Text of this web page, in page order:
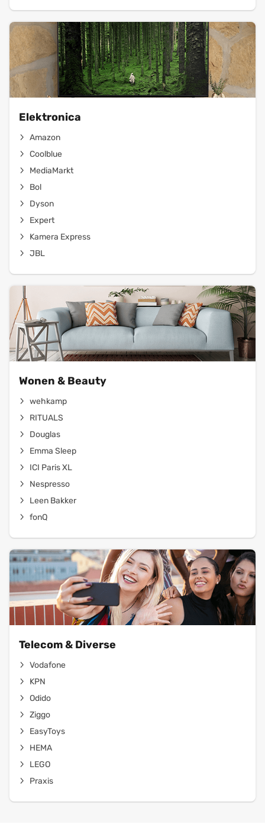
Elektronica
Amazon
Coolblue
MediaMarkt
Bol
Dyson
Expert
Kamera Express
JBL
Wonen & Beauty
wehkamp
RITUALS
Douglas
Emma Sleep
ICI Paris XL
Nespresso
Leen Bakker
fonQ
Telecom & Diverse
Vodafone
KPN
Odido
Ziggo
EasyToys
HEMA
LEGO
Praxis